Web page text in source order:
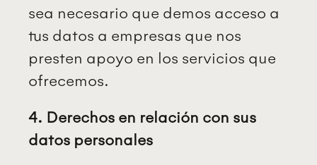
sea necesario que demos acceso a
tus datos a empresas que nos
presten apoyo en los servicios que
ofrecemos.
4. Derechos en relación con sus
datos personales